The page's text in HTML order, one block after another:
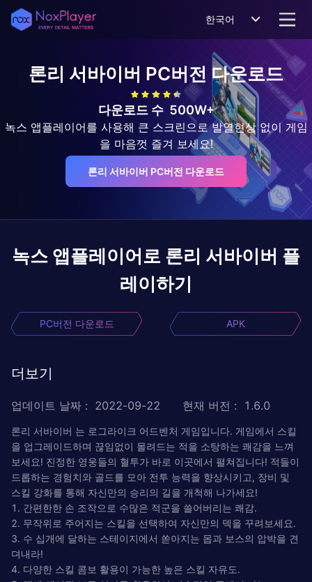
한국어
론리 서바이버 PC버전 다운로드
다운로드 수 500W+
녹스 앱플레이어를 사용해 큰 스크린으로 발열현상 없이 게임
을 마음껏 즐겨 보세요!
론리 서바이버 PC버전 다운로드
녹스 앱플레이어로 론리 서바이버 플
레이하기
PC버전 다운로드 APK
더보기
업데이트 날짜 : 2022-09-22 현재 버전 : 1.6.0
론리 서바이버 는 로그라이크 어드벤처 게임입니다. 게임에서 스킬
을 업그레이드하며 끊임없이 몰려드는 적을 소탕하는 쾌감을 느껴
보세요! 진정한 영웅들의 혈투가 바로 이곳에서 펼쳐집니다! 적들이
드롭하는 경험치와 골드를 모아 전투 능력을 향상시키고, 장비 및
스킬 강화를 통해 자신만의 승리의 길을 개척해 나가세요!
1. 간편한한 손 조작으로 수많은 적군을 쓸어버리는 쾌감.
2. 무작위로 주어지는 스킬을 선택하여 자신만의 덱을 꾸려보세요.
3. 수 십개에 달하는 스테이지에서 쏟아지는 몹과 보스의 압박을 견
뎌내라!
4. 다양한 스킬 콤보 활용이 가능한 높은 스킬 자유도.